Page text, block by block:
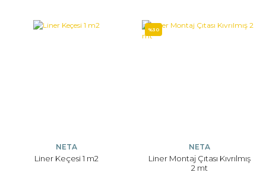
NETA
Liner Keçesi 1 m2
%30
NETA
Liner Montaj Çıtası Kıvrılmış
2 mt